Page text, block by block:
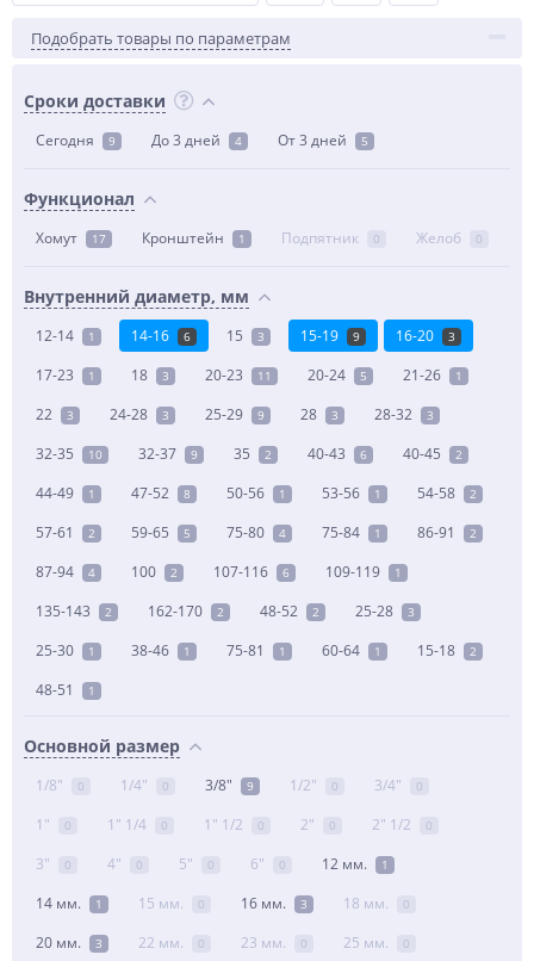
Подобрать товары по параметрам
Сроки доставки
Сегодня 9 До 3 дней 4 От 3 дней 5
Функционал
Хомут 17 Кронштейн 1 Подпятник 0 Желоб 0
Внутренний диаметр, мм
12-14 1 14-16 6 15 3 15-19 9 16-20 3
17-23 1 18 3 20-23 11 20-24 5 21-26 1
22 3 24-28 3 25-29 9 28 3 28-32 3
32-35 10 32-37 9 35 2 40-43 6 40-45 2
44-49 1 47-52 8 50-56 1 53-56 1 54-58 2
57-61 2 59-65 5 75-80 4 75-84 1 86-91 2
87-94 4 100 2 107-116 6 109-119 1
135-143 2 162-170 2 48-52 2 25-28 3
25-30 1 38-46 1 75-81 1 60-64 1 15-18 2
48-51 1
Основной размер
1/8" 0 1/4" 0 3/8" 9 1/2" 0 3/4" 0
1" 0 1" 1/4 0 1" 1/2 0 2" 0 2" 1/2 0
3" 0 4" 0 5" 0 6" 0 12 мм. 1
14 мм. 1 15 мм. 0 16 мм. 3 18 мм. 0
20 мм. 3 22 мм. 0 23 мм. 0 25 мм. 0